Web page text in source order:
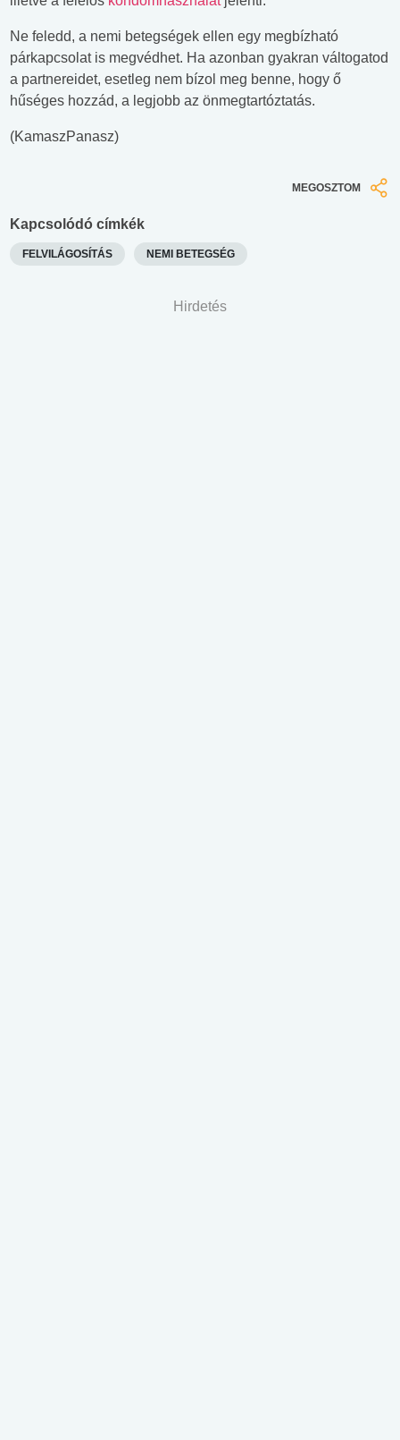
Ne feledd, a nemi betegségek ellen egy megbízható
párkapcsolat is megvédhet. Ha azonban gyakran váltogatod
a partnereidet, esetleg nem bízol meg benne, hogy ő
hűséges hozzád, a legjobb az önmegtartóztatás.
(KamaszPanasz)
MEGOSZTOM
Kapcsolódó címkék
FELVILÁGOSÍTÁS NEMI BETEGSÉG
Hirdetés